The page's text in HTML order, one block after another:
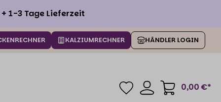
1-3 Tage Lieferzeit
KALZIUMRECHNER HÄNDLER LOGIN
0,00 €*